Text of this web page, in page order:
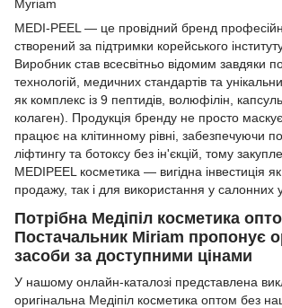
MEDI-PEEL — це провідний бренд
створений за підтримки корейського
Виробник став всесвітньо відомим завдяки
технологій, медичних стандартів та
як комплекс із 9 пептидів, волюфілін,
колаген). Продукція бренду не просто
працює на клітинному рівні, забезпечуючи
ліфтингу та ботоксу без ін'єкцій, тому
MEDIPEEL косметика — вигідна інвестиція
продажу, так і для використання у салонних
Потрібна Медіпіл косметика
Постачальник Miriam пропонує
засоби за доступними цінами
У нашому онлайн-каталозі представлена
оригінальна Медіпіл косметика оптом без